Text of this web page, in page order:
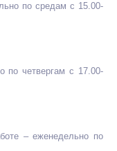
по средам с 15.00-
по четвергам с 17.00-
– еженедельно по